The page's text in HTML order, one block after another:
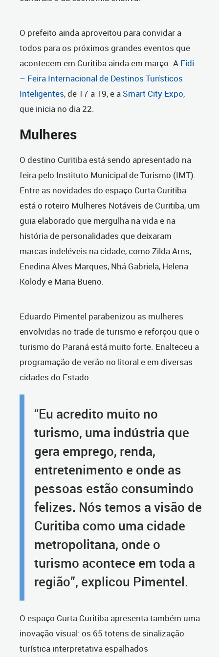
O prefeito ainda aproveitou para convidar a
todos para os próximos grandes eventos que
acontecem em Curitiba ainda em março. A Fidi
– Feira Internacional de Destinos Turísticos
Inteligentes, de 17 a 19, e a Smart City Expo,
que inicia no dia 22.
Mulheres
O destino Curitiba está sendo apresentado na
feira pelo Instituto Municipal de Turismo (IMT).
Entre as novidades do espaço Curta Curitiba
está o roteiro Mulheres Notáveis de Curitiba, um
guia elaborado que mergulha na vida e na
história de personalidades que deixaram
marcas indeléveis na cidade, como Zilda Arns,
Enedina Alves Marques, Nhá Gabriela, Helena
Kolody e Maria Bueno.
Eduardo Pimentel parabenizou as mulheres
envolvidas no trade de turismo e reforçou que o
turismo do Paraná está muito forte. Enalteceu a
programação de verão no litoral e em diversas
cidades do Estado.
“Eu acredito muito no
turismo, uma indústria que
gera emprego, renda,
entretenimento e onde as
pessoas estão consumindo
felizes. Nós temos a visão de
Curitiba como uma cidade
metropolitana, onde o
turismo acontece em toda a
região”, explicou Pimentel.
O espaço Curta Curitiba apresenta também uma
inovação visual: os 65 totens de sinalização
turística interpretativa espalhados